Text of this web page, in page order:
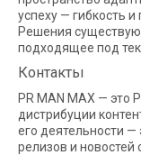
успеху — гибкость
Решения
подходящее под
Контакты
PR MAN MAX — это
дистрибуции
его деятельности
релизов и новостей